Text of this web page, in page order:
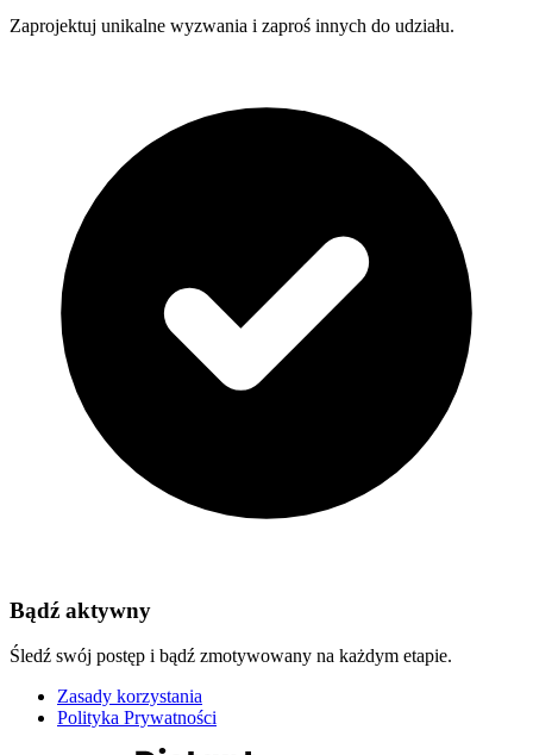
Zaprojektuj unikalne wyzwania i zaproś innych do udziału.
Bądź aktywny
Śledź swój postęp i bądź zmotywowany na każdym etapie.
Zasady korzystania
Polityka Prywatności